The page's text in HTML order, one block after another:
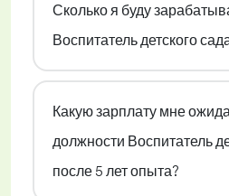
Сколько я буду
Воспитатель детского
Какую зарплату мне
должности Воспитатель
после 5 лет опыта?